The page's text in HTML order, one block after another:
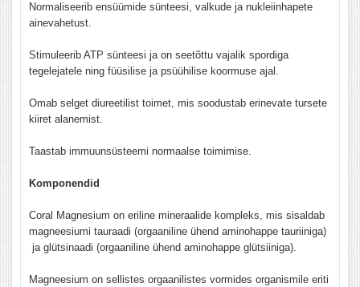
Normaliseerib ensüümide sünteesi, valkude ja nukleiinhapete
ainevahetust.
Stimuleerib ATP sünteesi ja on seetõttu vajalik spordiga
tegelejatele ning füüsilise ja psüühilise koormuse ajal.
Omab selget diureetilist toimet, mis soodustab erinevate tursete
kiiret alanemist.
Taastab immuunsüsteemi normaalse toimimise.
Komponendid
Coral Magnesium on eriline mineraalide kompleks, mis sisaldab
magneesiumi tauraadi (orgaaniline ühend aminohappe tauriiniga)
ja glütsinaadi (orgaaniline ühend aminohappe glütsiiniga).
Magneesium on sellistes orgaanilistes vormides organismile eriti